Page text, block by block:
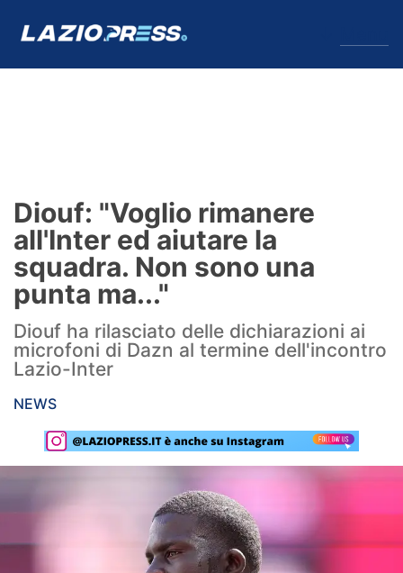
Formello
Infortuni
Primavera
Calciomercato
Rassegna Lazio
Social
Calcio
Serie A
Diouf: "Voglio rimanere
all'Inter ed aiutare la
squadra. Non sono una
punta ma..."
Diouf ha rilasciato delle dichiarazioni ai
microfoni di Dazn al termine dell'incontro
Lazio-Inter
NEWS